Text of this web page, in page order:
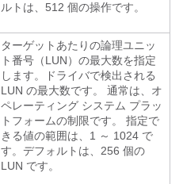
ルトは、512 個の操作です。
ターゲットあたりの論理ユニッ
ト番号（LUN）の最大数を指定
します。ドライバで検出される
LUN の最大数です。 通常は、オ
ペレーティング システム プラッ
トフォームの制限です。 指定で
きる値の範囲は、1 ～ 1024 で
す。デフォルトは、256 個の
LUN です。